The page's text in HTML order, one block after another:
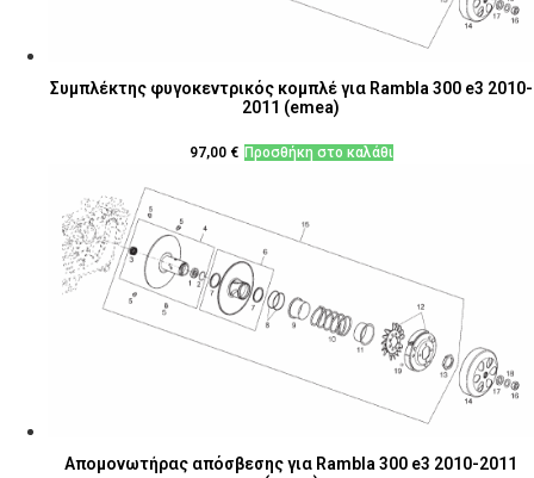
Συμπλέκτης φυγοκεντρικός κομπλέ για Rambla 300 e3 2010-
2011 (emea)
97,00 € Προσθήκη στο καλάθι
Απομονωτήρας απόσβεσης για Rambla 300 e3 2010-2011